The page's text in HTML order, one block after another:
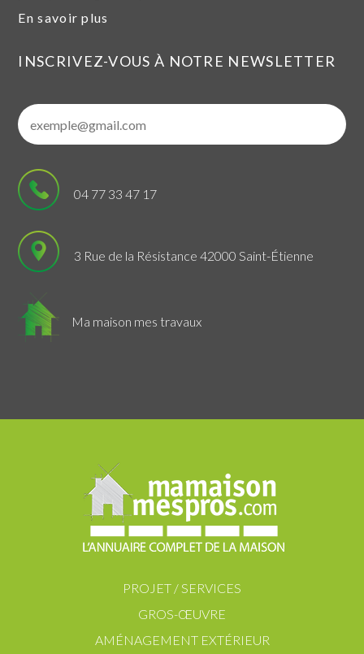
En savoir plus
INSCRIVEZ-VOUS À NOTRE NEWSLETTER
04 77 33 47 17
3 Rue de la Résistance 42000 Saint-Étienne
Ma maison mes travaux
PROJET / SERVICES
GROS-ŒUVRE
AMÉNAGEMENT EXTÉRIEUR